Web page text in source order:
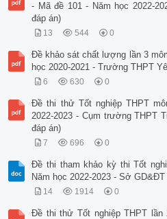
- Mã đề 101 - Năm học 2022-
đáp án)
13 544 0
Đề khảo sát chất lượng lần 3
học 2020-2021 - Trường THPT
6 630 0
Đề thi thử Tốt nghiệp THPT
2022-2023 - Cụm trường THPT
đáp án)
7 696 0
Đề thi tham khảo kỳ thi Tốt
Năm học 2022-2023 - Sở
14 1914 0
Đề thi thử Tốt nghiệp THPT lần